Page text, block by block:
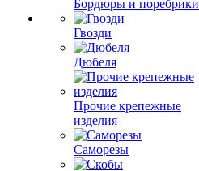
Бордюры и поребрики
Гвозди
Дюбеля
Прочие крепежные
изделия
Саморезы